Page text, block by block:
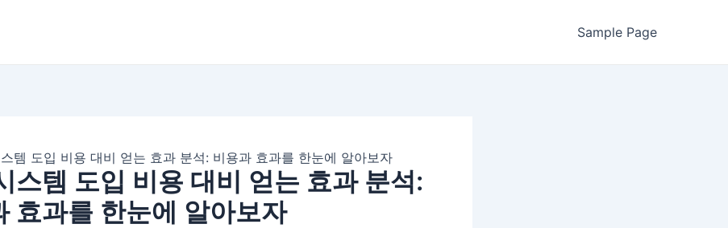
Sample Page
템 도입 비용 대비 얻는 효과 분석: 비용과 효과를 한눈에 알아보자
스템 도입 비용 대비 얻는 효과 분석:
효과를 한눈에 알아보자